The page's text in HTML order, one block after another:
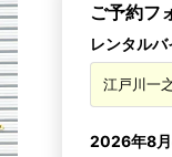
ご予約フ
レンタル
2026年8